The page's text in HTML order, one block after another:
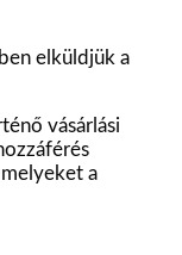
elküldjük a
vásárlási
melyeket a